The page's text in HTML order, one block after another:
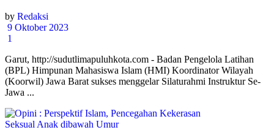
by Redaksi
9 Oktober 2023
1
Garut, http://sudutlimapuluhkota.com - Badan Pengelola Latihan
(BPL) Himpunan Mahasiswa Islam (HMI) Koordinator Wilayah
(Koorwil) Jawa Barat sukses menggelar Silaturahmi Instruktur Se-
Jawa ...